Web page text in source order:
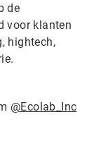
de
voor klanten
hightech,
@Ecolab_Inc